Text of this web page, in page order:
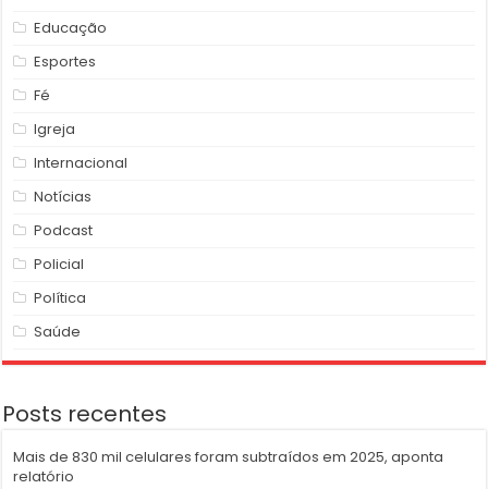
Educação
Esportes
Fé
Igreja
Internacional
Notícias
Podcast
Policial
Política
Saúde
Posts recentes
Mais de 830 mil celulares foram subtraídos em 2025, aponta
relatório